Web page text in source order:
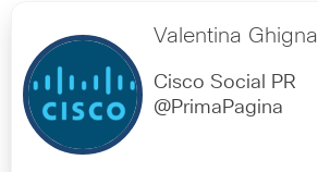
Valentina Ghigna
Cisco Social PR
@PrimaPagina